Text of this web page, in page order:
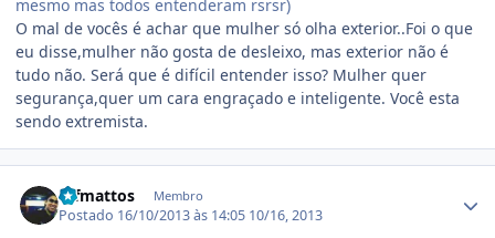
mesmo mas todos entenderam rsrsr)
O mal de vocês é achar que mulher só olha exterior..Foi o que
eu disse,mulher não gosta de desleixo, mas exterior não é
tudo não. Será que é difícil entender isso? Mulher quer
segurança,quer um cara engraçado e inteligente. Você esta
sendo extremista.
rafmattos Membro
Postado 16/10/2013 às 14:05 10/16, 2013